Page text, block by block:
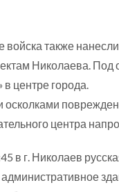
войска также
Николаева. Под
центре города.
осколками
центра
в г. Николаев